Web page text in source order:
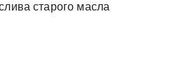
старого масла